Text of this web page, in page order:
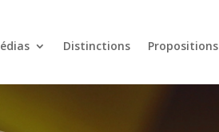
Distinctions Propositions